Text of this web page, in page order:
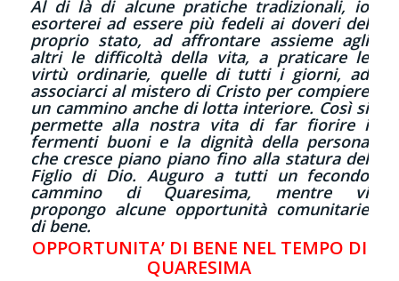
Al di là di alcune pratiche tradizionali, io
esorterei ad essere più fedeli ai doveri del
proprio stato, ad affrontare assieme agli
altri le difficoltà della vita, a praticare le
virtù ordinarie, quelle di tutti i giorni, ad
associarci al mistero di Cristo per compiere
un cammino anche di lotta interiore. Così si
permette alla nostra vita di far fiorire i
fermenti buoni e la dignità della persona
che cresce piano piano fino alla statura del
Figlio di Dio. Auguro a tutti un fecondo
cammino di Quaresima, mentre vi
propongo alcune opportunità comunitarie
di bene.
OPPORTUNITA’ DI BENE NEL TEMPO DI
QUARESIMA